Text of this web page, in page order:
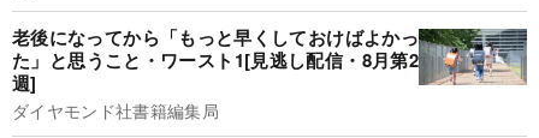
老後になってから「もっと早くしておけばよかっ
た」と思うこと・ワースト1[見逃し配信・8月第2
週]
ダイヤモンド社書籍編集局